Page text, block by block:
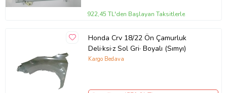
922,45 TL'den Başlayan Taksitlerle
Honda Crv 18/22 Ön Çamurluk
Deli·ksi·z Sol Gri· Boyalı (Sımyı)
Kargo Bedava